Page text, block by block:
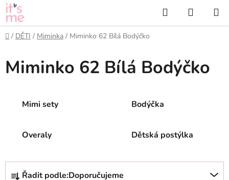
Přejít
na
obsah
Hledat
KOŠÍK
Domů
/ DĚTI / Miminka / Miminko 62 Bílá Bodýčko
Miminko 62 Bílá Bodýčko
Mimi sety Bodýčka
Overaly Dětská postýlka
Ř
Řadit podle:Doporučujeme